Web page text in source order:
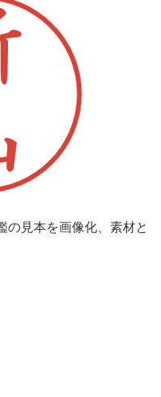
の見本を画像化、素材と